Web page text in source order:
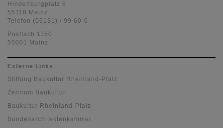
Hindenburgplatz 6
55118 Mainz
Telefon (06131) / 99 60-0
Postfach 1150
55001 Mainz
Externe Links
Stiftung Baukultur Rheinland-Pfalz
Zentrum Baukultur
Baukultur Rheinland-Pfalz
Bundesarchitektenkammer